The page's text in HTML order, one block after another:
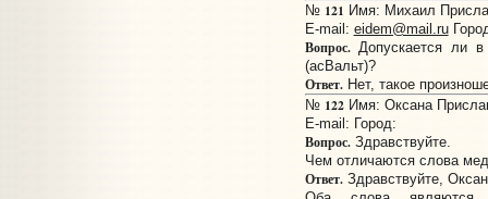
№ 121 Имя: Михаил
E-mail: eidem@mail.ru
Вопрос.Допускается ли в
(асВальт)?
Ответ.Нет, такое
№ 122Имя: Оксана
E-mail: Город:
Вопрос.Здравствуйте.
Чем отличаются слова
Ответ.Здравствуйте,